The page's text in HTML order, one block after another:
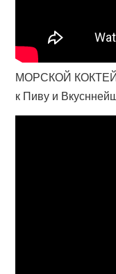
МОРСКОЙ
к Пиву и